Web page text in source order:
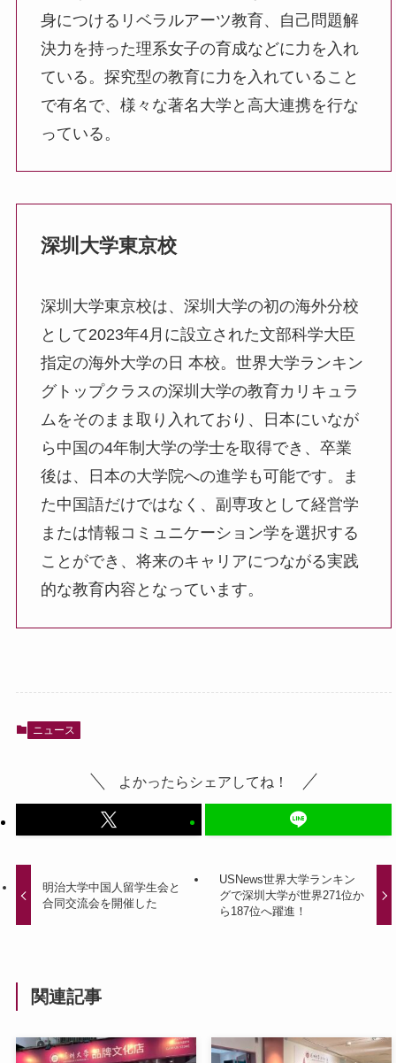
身につけるリベラルアーツ教育、自己問題解
決力を持った理系女子の育成などに力を入れ
ている。探究型の教育に力を入れていること
で有名で、様々な著名大学と高大連携を行な
っている。
深圳大学東京校
深圳大学東京校は、深圳大学の初の海外分校
として2023年4月に設立された文部科学大臣
指定の海外大学の日 本校。世界大学ランキン
グトップクラスの深圳大学の教育カリキュラ
ムをそのまま取り入れており、日本にいなが
ら中国の4年制大学の学士を取得でき、卒業
後は、日本の大学院への進学も可能です。ま
た中国語だけではなく、副専攻として経営学
または情報コミュニケーション学を選択する
ことができ、将来のキャリアにつながる実践
的な教育内容となっています。
ニュース
よかったらシェアしてね！
明治大学中国人留学生会と
合同交流会を開催した
USNews世界大学ランキン
グで深圳大学が世界271位か
ら187位へ躍進！
関連記事